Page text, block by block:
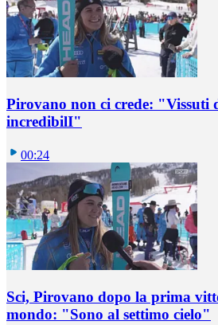
Pirovano non ci crede: "Vissuti
incredibilI"
00:24
Sci, Pirovano dopo la prima
mondo: "Sono al settimo cielo"